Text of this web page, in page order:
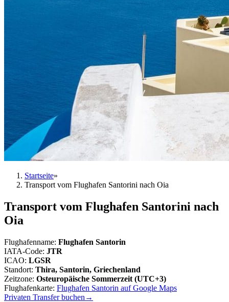
Startseite»
Transport vom Flughafen Santorini nach Oia
Transport vom Flughafen Santorini nach
Oia
Flughafenname: Flughafen Santorin
IATA-Code: JTR
ICAO: LGSR
Standort: Thira, Santorin, Griechenland
Zeitzone: Osteuropäische Sommerzeit (UTC+3)
Flughafenkarte: Flughafen Santorin auf Google Maps
Privaten Transfer buchen →